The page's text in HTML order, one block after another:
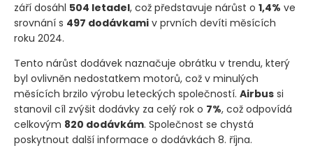
září dosáhl 504 letadel, což představuje nárůst o 1,4% ve
srovnání s 497 dodávkami v prvních devíti měsících
roku 2024.
Tento nárůst dodávek naznačuje obrátku v trendu, který
byl ovlivněn nedostatkem motorů, což v minulých
měsících brzilo výrobu leteckých společností. Airbus si
stanovil cíl zvýšit dodávky za celý rok o 7%, což odpovídá
celkovým 820 dodávkám. Společnost se chystá
poskytnout další informace o dodávkách 8. října.